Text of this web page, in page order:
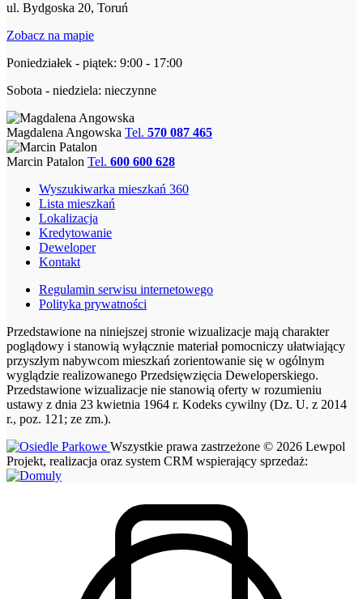
ul. Bydgoska 20, Toruń
Zobacz na mapie
Poniedziałek - piątek: 9:00 - 17:00
Sobota - niedziela: nieczynne
Magdalena Angowska Tel. 570 087 465
Marcin Patalon Tel. 600 600 628
Wyszukiwarka mieszkań 360
Lista mieszkań
Lokalizacja
Kredytowanie
Deweloper
Kontakt
Regulamin serwisu internetowego
Polityka prywatności
Przedstawione na niniejszej stronie wizualizacje mają charakter
poglądowy i stanowią wyłącznie materiał pomocniczy ułatwiający
przyszłym nabywcom mieszkań zorientowanie się w ogólnym
wyglądzie realizowanego Przedsięwzięcia Deweloperskiego.
Przedstawione wizualizacje nie stanowią oferty w rozumieniu
ustawy z dnia 23 kwietnia 1964 r. Kodeks cywilny (Dz. U. z 2014
r., poz. 121; ze zm.).
Wszystkie prawa zastrzeżone © 2026 Lewpol
Projekt, realizacja oraz system CRM wspierający sprzedaż: